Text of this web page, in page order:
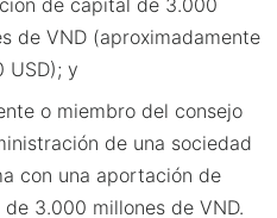
de capital de 3.000
de VND (aproximadamente
USD); y
o miembro del consejo
de una sociedad
con una aportación de
3.000 millones de VND.